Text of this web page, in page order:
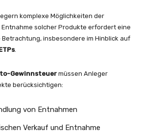
komplexe Möglichkeiten der
Entnahme solcher Produkte erfordert eine
insbesondere im Hinblick auf
.
Gewinnsteuer müssen Anleger
berücksichtigen:
von Entnahmen
Verkauf und Entnahme